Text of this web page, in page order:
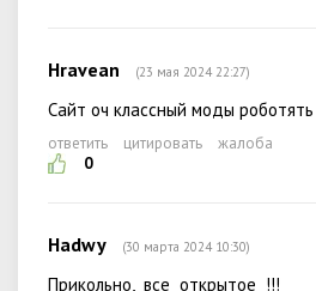
Hravean (23 мая 2024 22:27)
Сайт оч классный моды роботять
ответить цитировать
жалоба
0
Hadwy (30 марта 2024 10:30)
Прикольно, все открытое !!!